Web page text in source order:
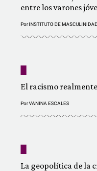
entre los varones
PorINSTITUTO DE
El racismo
PorVANINA ESCALES
La geopolítica de la